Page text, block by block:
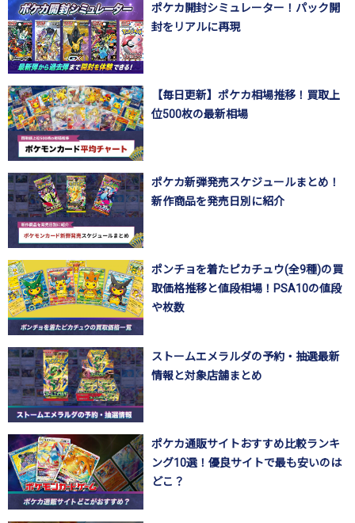
ポケカ開封シミュレーター！パック開
封をリアルに再現
【毎日更新】ポケカ相場推移！買取上
位500枚の最新相場
ポケカ新弾発売スケジュールまとめ！
新作商品を発売日別に紹介
ポンチョを着たピカチュウ(全9種)の買
取価格推移と値段相場！PSA10の値段
や枚数
ストームエメラルダの予約・抽選最新
情報と対象店舗まとめ
ポケカ通販サイトおすすめ比較ランキ
ング10選！優良サイトで最も安いのは
どこ？